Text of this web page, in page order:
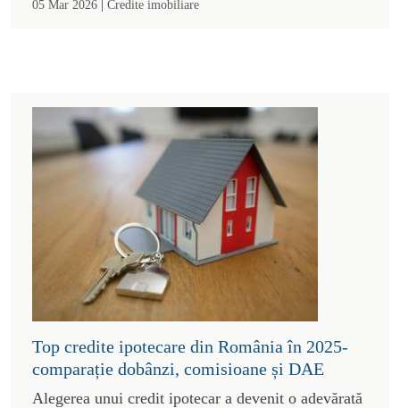
05 Mar 2026 Credite imobiliare
Top credite ipotecare din România în 2025-
comparație dobânzi, comisioane și DAE
Alegerea unui credit ipotecar a devenit o adevărată